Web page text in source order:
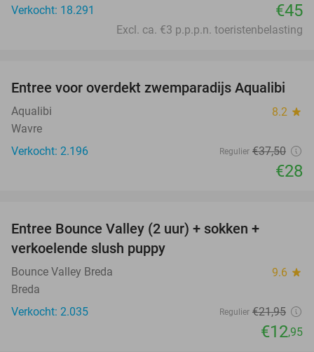
Verkocht: 18.291
€45
Excl. ca. €3 p.p.p.n. toeristenbelasting
25%
Entree voor overdekt zwemparadijs Aqualibi
Aqualibi 8.2 star
Wavre
Verkocht: 2.196
Regulier €37,50
€28
Entree Bounce Valley (2 uur) + sokken +
verkoelende slush puppy
Bounce Valley Breda 9.6 star
Breda
Verkocht: 2.035
Regulier €21,95
€12,95